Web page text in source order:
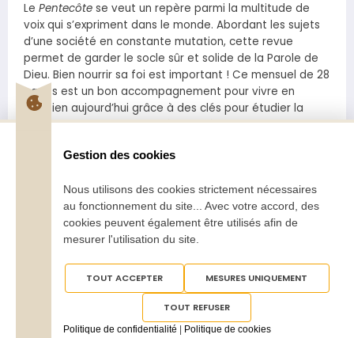
Le Pentecôte se veut un repère parmi la multitude de
voix qui s’expriment dans le monde. Abordant les sujets
d’une société en constante mutation, cette revue
permet de garder le socle sûr et solide de la Parole de
Dieu. Bien nourrir sa foi est important ! Ce mensuel de 28
pages est un bon accompagnement pour vivre en
chrétien aujourd’hui grâce à des clés pour étudier la
Bible mais aussi être inspiré pour témoigner de sa foi au
un équilibre qui permet de faire réfléchir chaque lecteur
à la problématique mais aussi d’apporter des réponses
selon plusieurs points de vue professionnels et spirituels.
Tous droits réservésPentecôte 2025
Gestion des cookies
Nous utilisons des cookies strictement nécessaires
au fonctionnement du site... Avec votre accord, des
cookies peuvent également être utilisés afin de
mesurer l'utilisation du site.
TOUT ACCEPTER MESURES UNIQUEMENT
TOUT REFUSER
Politique de confidentialité Politique de cookies